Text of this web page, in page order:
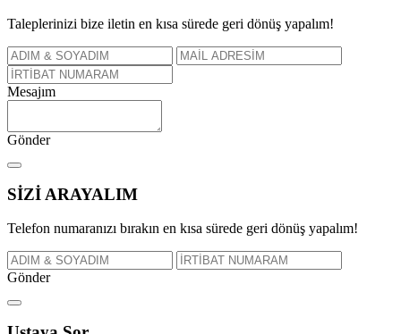
Taleplerinizi bize iletin en kısa sürede geri dönüş yapalım!
Mesajım
Gönder
SİZİ ARAYALIM
Telefon numaranızı bırakın en kısa sürede geri dönüş yapalım!
Gönder